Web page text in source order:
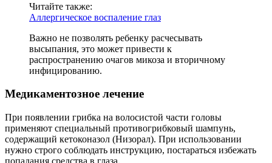
Читайте также:
Аллергическое воспаление глаз
Важно не позволять ребенку расчесывать
высыпания, это может привести к
распространению очагов микоза и вторичному
инфицированию.
Медикаментозное лечение
При появлении грибка на волосистой части головы
применяют специальный противогрибковый шампунь,
содержащий кетоконазол (Низорал). При использовании
нужно строго соблюдать инструкцию, постараться избежать
попадания средства в глаза.